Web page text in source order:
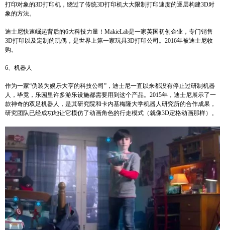
打印对象的3D打印机，绕过了传统3D打印机大大限制打印速度的逐层构建3D对
象的方法。
迪士尼快速崛起背后的6大科技力量！MakieLab是一家英国初创企业，专门销售
3D打印以及定制的玩偶，是世界上第一家玩具3D打印公司。2016年被迪士尼收
购。
6、机器人
作为一家“伪装为娱乐大亨的科技公司”，迪士尼一直以来都没有停止过研制机器
人，毕竟，乐园里许多游乐设施都需要用到这个产品。2015年，迪士尼展示了一
款神奇的双足机器人，是其研究院和卡内基梅隆大学机器人研究所的合作成果，
研究团队已经成功地让它模仿了动画角色的行走模式（就像3D定格动画那样）。